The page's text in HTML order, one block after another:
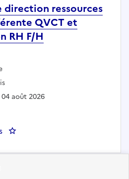
direction ressources
QVCT et
RH F/H
août 2026
: Assistant(e) de direction